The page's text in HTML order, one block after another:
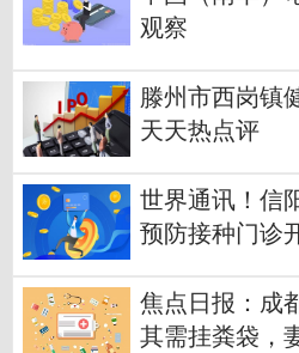
观察
滕州市西岗镇
天天热点评
世界通讯！信
预防接种门诊
焦点日报：成
其需挂粪袋，